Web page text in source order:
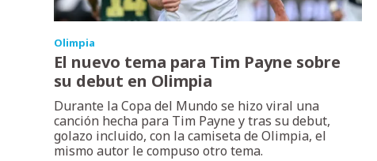
Olimpia
El nuevo tema para Tim Payne sobre
su debut en Olimpia
Durante la Copa del Mundo se hizo viral una
canción hecha para Tim Payne y tras su debut,
golazo incluido, con la camiseta de Olimpia, el
mismo autor le compuso otro tema.